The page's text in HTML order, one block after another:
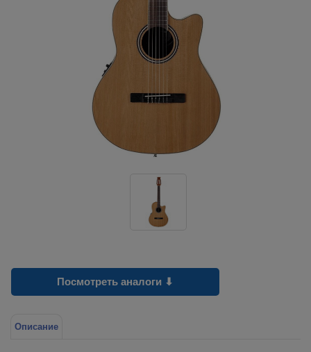
Посмотреть аналоги ⬇
Описание